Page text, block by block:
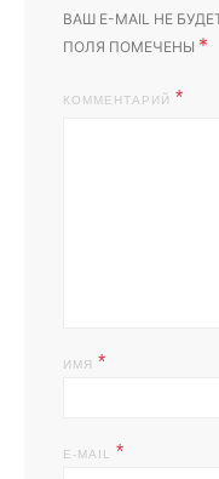
ВАШ E-MAIL НЕ
ПОЛЯ ПОМЕЧЕНЫ *
КОММЕНТАРИЙ
ИМЯ *
E-MAIL *